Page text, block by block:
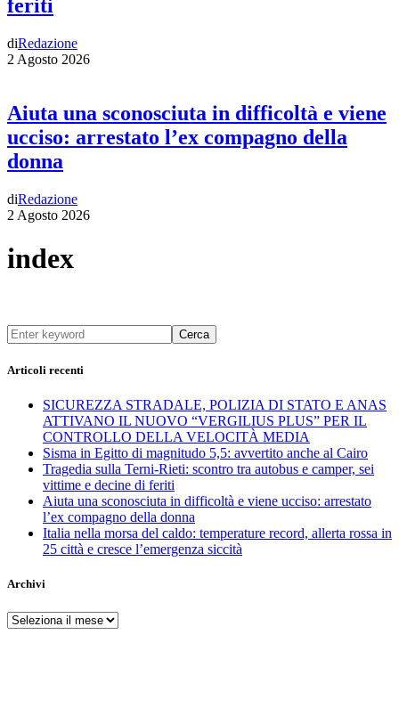
feriti
diRedazione
2 Agosto 2026
Aiuta una sconosciuta in difficoltà e viene
ucciso: arrestato l’ex compagno della
donna
diRedazione
2 Agosto 2026
index
Cerca
Articoli recenti
SICUREZZA STRADALE, POLIZIA DI STATO E ANAS
ATTIVANO IL NUOVO “VERGILIUS PLUS” PER IL
CONTROLLO DELLA VELOCITÀ MEDIA
Sisma in Egitto di magnitudo 5,5: avvertito anche al Cairo
Tragedia sulla Terni-Rieti: scontro tra autobus e camper, sei
vittime e decine di feriti
Aiuta una sconosciuta in difficoltà e viene ucciso: arrestato
l’ex compagno della donna
Italia nella morsa del caldo: temperature record, allerta rossa in
25 città e cresce l’emergenza siccità
Archivi
Archivi